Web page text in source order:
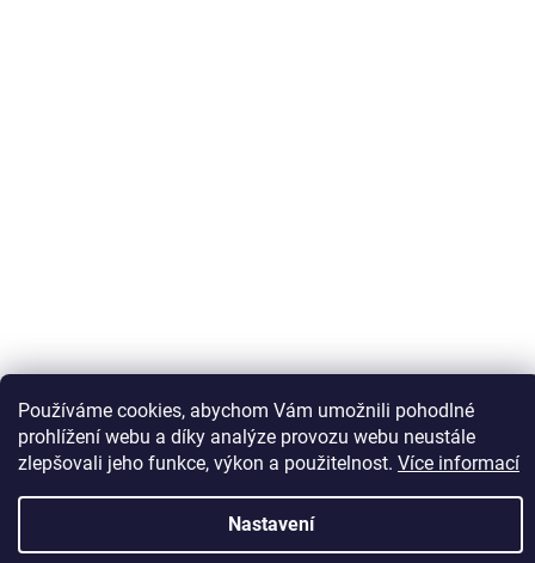
Používáme cookies, abychom Vám umožnili pohodlné
prohlížení webu a díky analýze provozu webu neustále
zlepšovali jeho funkce, výkon a použitelnost. Více informací
Nastavení
Sledovat na Instagramu
Vytvořil Shoptet